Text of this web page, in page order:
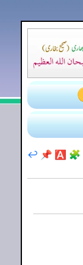
🧩
🅰️
📌
↩️